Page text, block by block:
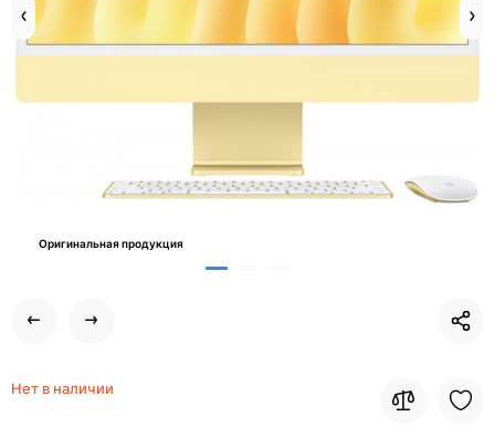
Оригинальная продукция
Нет в наличии